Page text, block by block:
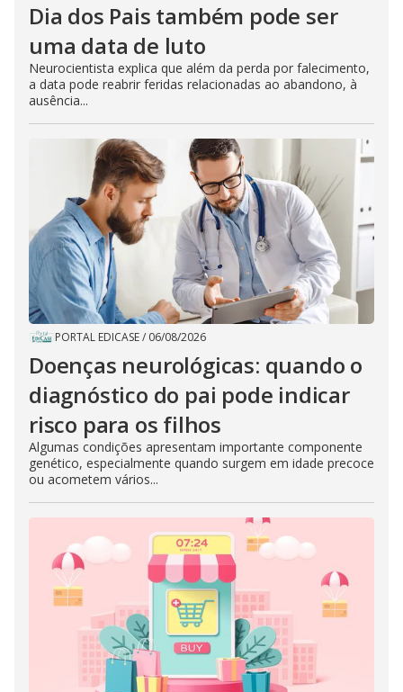
Dia dos Pais também pode ser
uma data de luto
Neurocientista explica que além da perda por falecimento,
a data pode reabrir feridas relacionadas ao abandono, à
ausência...
PORTAL EDICASE/ 06/08/2026
Doenças neurológicas: quando o
diagnóstico do pai pode indicar
risco para os filhos
Algumas condições apresentam importante componente
genético, especialmente quando surgem em idade precoce
ou acometem vários...